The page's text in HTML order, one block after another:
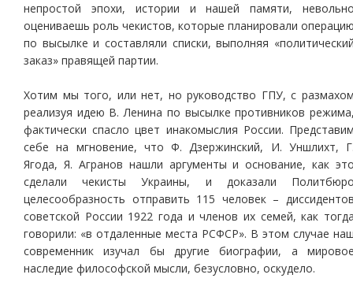
непростой эпохи, истории и нашей памяти,
оцениваешь роль чекистов, которые планировали
по высылке и составляли списки, выполняя
заказ» правящей партии.
Хотим мы того, или нет, но руководство ГПУ, с
реализуя идею В. Ленина по высылке противников
фактически спасло цвет инакомыслия России.
себе на мгновение, что Ф. Дзержинский, И. Уншлихт,
Ягода, Я. Агранов нашли аргументы и основание, как
сделали чекисты Украины, и доказали
целесообразность отправить 115 человек –
советской России 1922 года и членов их семей, как
говорили: «в отдаленные места РСФСР». В этом случае
современник изучал бы другие биографии, а
наследие философской мысли, безусловно, оскудело.